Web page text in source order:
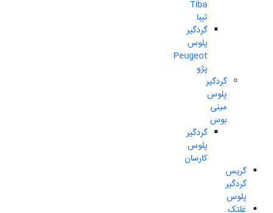
Tiba
تیبا
گردگیر
پلوس
Peugeot
پژو
گردگیر
پلوس
مینی
بوس
گردگیر
پلوس
کارسان
گریس
گردگیر
پلوس
غلتک